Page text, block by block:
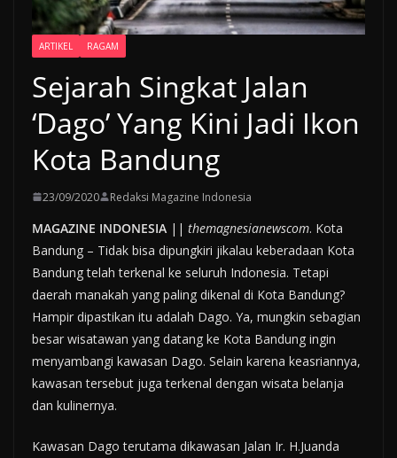
ARTIKEL RAGAM
Sejarah Singkat Jalan
‘Dago’ Yang Kini Jadi Ikon
Kota Bandung
23/09/2020 Redaksi Magazine Indonesia
MAGAZINE INDONESIA || themagnesianewscom. Kota
Bandung – Tidak bisa dipungkiri jikalau keberadaan Kota
Bandung telah terkenal ke seluruh Indonesia. Tetapi
daerah manakah yang paling dikenal di Kota Bandung?
Hampir dipastikan itu adalah Dago. Ya, mungkin sebagian
besar wisatawan yang datang ke Kota Bandung ingin
menyambangi kawasan Dago. Selain karena keasriannya,
kawasan tersebut juga terkenal dengan wisata belanja
dan kulinernya.
Kawasan Dago terutama dikawasan Jalan Ir. H.Juanda